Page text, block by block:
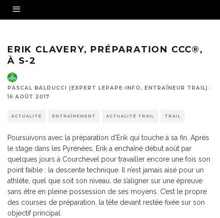
ERIK CLAVERY, PRÉPARATION CCC®,
À S-2
PASCAL BALDUCCI (EXPERT LEPAPE-INFO, ENTRAÎNEUR TRAIL) ·
16 AOÛT 2017
ACTUALITÉ ENTRAÎNEMENT ACTUALITÉ TRAIL TRAIL
Poursuivons avec la préparation d’Erik qui touche à sa fin. Après
le stage dans les Pyrénées, Erik a enchaîné début août par
quelques jours à Courchevel pour travailler encore une fois son
point faible : la descente technique. Il n’est jamais aisé pour un
athlète, quel que soit son niveau, de s’aligner sur une épreuve
sans être en pleine possession de ses moyens. C’est le propre
des courses de préparation, la tête devant restée fixée sur son
objectif principal.